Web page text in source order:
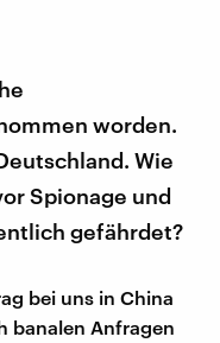
worden.
Wie
Spionage und
gefährdet?
bei uns in China
banalen Anfragen